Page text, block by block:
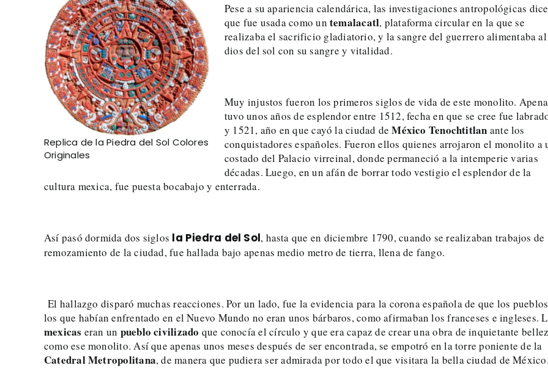
Replica de la Piedra del Sol Colores
Originales
Pese a su apariencia calendárica, las investigaciones antropológicas
que fue usada como un temalacatl, plataforma circular en la que se
realizaba el sacrificio gladiatorio, y la sangre del guerrero alimentaba al
dios del sol con su sangre y vitalidad.
Muy injustos fueron los primeros siglos de vida de este monolito.
tuvo unos años de esplendor entre 1512, fecha en que se cree fue
y 1521, año en que cayó la ciudad deMéxico Tenochtitlan ante los
conquistadores españoles. Fueron ellos quienes arrojaron el monolito a
costado del Palacio virreinal, donde permaneció a la intemperie varias
décadas. Luego, en un afán de borrar todo vestigio el esplendor de la
cultura mexica, fue puesta bocabajo y enterrada.
Así pasó dormida dos siglos la Piedra del Sol, hasta que en diciembre 1790, cuando se realizaban trabajos de
remozamiento de la ciudad, fue hallada bajo apenas medio metro de tierra, llena de fango.
El hallazgo disparó muchas reacciones. Por un lado, fue la evidencia para la corona española de que los
los que habían enfrentado en el Nuevo Mundo no eran unos bárbaros, como afirmaban los franceses e ingleses.
mexicas eran un pueblo civilizado que conocía el círculo y que era capaz de crear una obra de inquietante
como ese monolito. Así que apenas unos meses después de ser encontrada, se empotró en la torre poniente de la
CatedralMetropolitana, de manera que pudiera ser admirada por todo el que visitara la bella ciudad de México.